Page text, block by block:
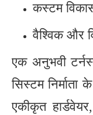
कस्टम
वैश्विक और
एक अनुभवी
सिस्टम निर्माता
एकीकृत